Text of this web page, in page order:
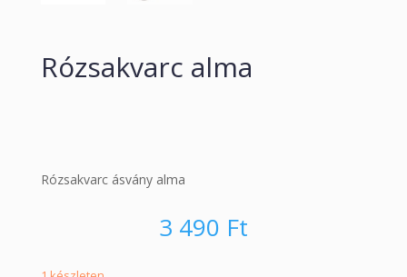
Rózsakvarc alma
Rózsakvarc ásvány alma
3 490 Ft